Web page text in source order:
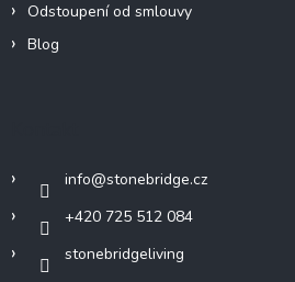
Odstoupení od smlouvy
Blog
info@stonebridge.cz
+420 725 512 084
stonebridgeliving